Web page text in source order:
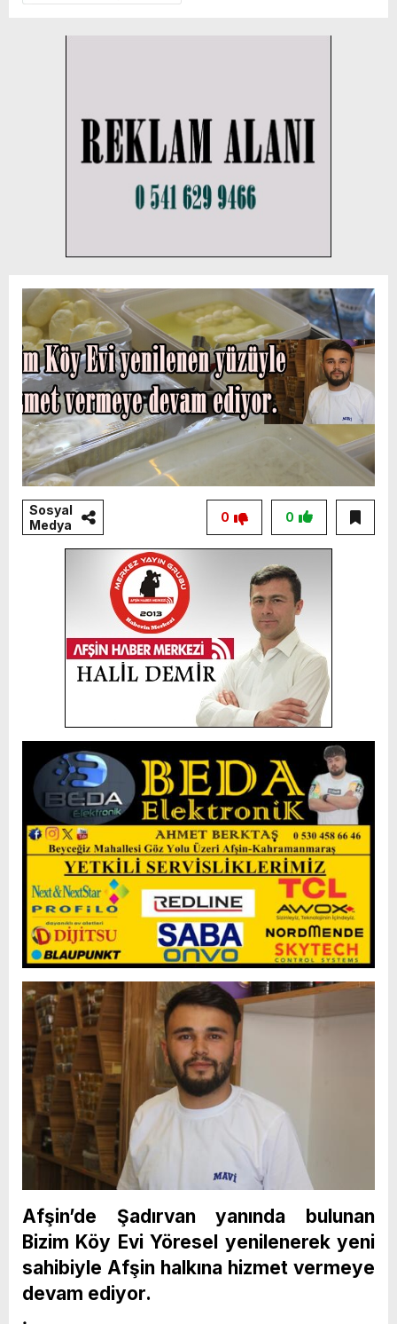
Sosyal
Medya
0
0
Afşin’de Şadırvan yanında bulunan
Bizim Köy Evi Yöresel yenilenerek yeni
sahibiyle Afşin halkına hizmet vermeye
devam ediyor.